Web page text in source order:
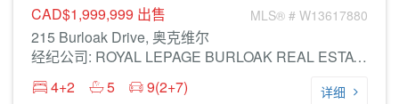
CAD$1,999,999 出售 MLS® # W13617880
215 Burloak Drive, 奥克维尔
经纪公司: ROYAL LEPAGE BURLOAK REAL ESTATE SERVICES
4+2
5 9(2+7) 详细